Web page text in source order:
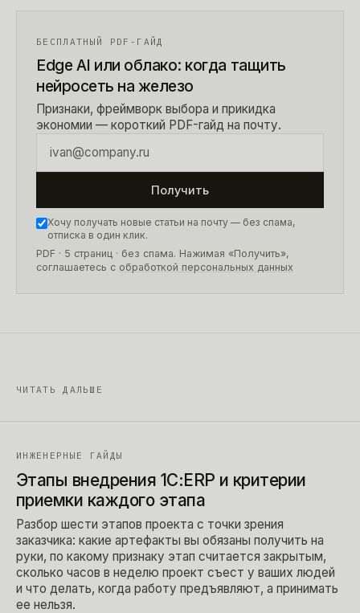
БЕСПЛАТНЫЙ PDF-ГАЙД
Edge AI или облако: когда тащить
нейросеть на железо
Признаки, фреймворк выбора и прикидка
экономии — короткий PDF-гайд на почту.
Получить
Хочу получать новые статьи на почту — без спама,
отписка в один клик.
PDF · 5 страниц · без спама. Нажимая «Получить»,
соглашаетесь с обработкой персональных данных
ЧИТАТЬ ДАЛЬШЕ
ИНЖЕНЕРНЫЕ ГАЙДЫ
Этапы внедрения 1С:ERP и критерии
приемки каждого этапа
Разбор шести этапов проекта с точки зрения
заказчика: какие артефакты вы обязаны получить на
руки, по какому признаку этап считается закрытым,
сколько часов в неделю проект съест у ваших людей
и что делать, когда работу предъявляют, а принимать
ее нельзя.